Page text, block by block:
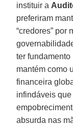
instituir a
preferiram
“credores” por
ter
mantém como
financeira
infindáveis
absurda nas